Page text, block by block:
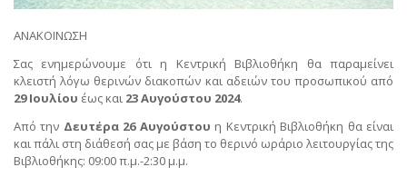
ΑΝΑΚΟΙΝΩΣΗ
Σας ενημερώνουμε ότι η Κεντρική Βιβλιοθήκη θα παραμείνει
κλειστή λόγω θερινών διακοπών και αδειών του προσωπικού από
29 Ιουλίου έως και 23 Αυγούστου 2024.
Από την Δευτέρα 26 Αυγούστου η Κεντρική Βιβλιοθήκη θα είναι
και πάλι στη διάθεσή σας με βάση το θερινό ωράριο λειτουργίας της
Βιβλιοθήκης: 09:00 π.μ.-2:30 μ.μ.